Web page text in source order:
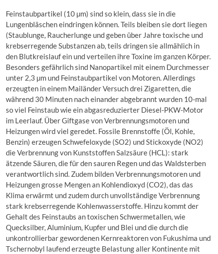
Feinstaubpartikel (10 µm) sind so klein, dass sie in die
Lungenbläschen eindringen können. Teils bleiben sie dort liegen
(Staublunge, Raucherlunge und geben über Jahre toxische und
krebserregende Substanzen ab, teils dringen sie allmählich in
den Blutkreislauf ein und verteilen ihre Toxine im ganzen Körper.
Besonders gefährlich sind Nanopartikel mit einem Durchmesser
unter 2,3 µm und Feinstaubpartikel von Motoren. Allerdings
erzeugten in einem Mailänder Versuch drei Zigaretten, die
während 30 Minuten nach einander abgebrannt wurden 10-mal
so viel Feinstaub wie ein abgasreduzierter Diesel-PKW-Motor
im Leerlauf. Über Giftgase von Verbrennungsmotoren und
Heizungen wird viel geredet. Fossile Brennstoffe (Öl, Kohle,
Benzin) erzeugen Schwefeloxyde (SO2) und Stickoxyde (NO2)
die Verbrennung von Kunststoffen Salzsäure (HCL): stark
ätzende Säuren, die für den sauren Regen und das Waldsterben
verantwortlich sind. Zudem bilden Verbrennungsmotoren und
Heizungen grosse Mengen an Kohlendioxyd (CO2), das das
Klima erwärmt und zudem durch unvollständige Verbrennung
stark krebserregende Kohlenwasserstoffe. Hinzu kommt der
Gehalt des Feinstaubs an toxischen Schwermetallen, wie
Quecksilber, Aluminium, Kupfer und Blei und die durch die
unkontrollierbar gewordenen Kernreaktoren von Fukushima und
Tschernobyl laufend erzeugte Belastung aller Kontinente mit